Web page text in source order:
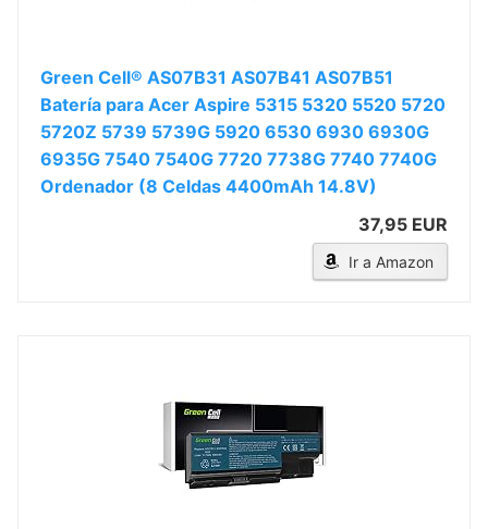
Green Cell® AS07B31 AS07B41 AS07B51
Batería para Acer Aspire 5315 5320 5520 5720
5720Z 5739 5739G 5920 6530 6930 6930G
6935G 7540 7540G 7720 7738G 7740 7740G
Ordenador (8 Celdas 4400mAh 14.8V)
37,95 EUR
Ir a Amazon